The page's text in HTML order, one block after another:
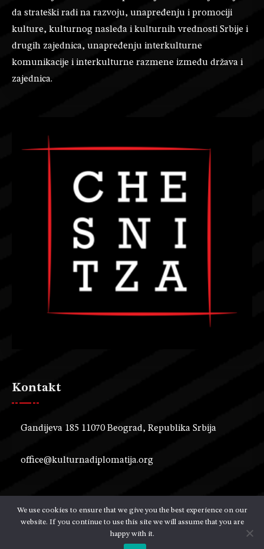
da strateški radi na razvoju, unapređenju i promociji
kulture, kulturnog nasleđa i kulturnih vrednosti Srbije i
drugih zajednica, unapređenju interkulturne
komunikacije i interkulturne razmene između država i
zajednica.
Kontakt
Gandijeva 185 11070 Beograd, Republika Srbija
office@kulturnadiplomatija.org
Copyright © 2024 Kancelarija za kulturnu diplomatiju. Sva
We use cookies to ensure that we give you the best experience on our
website. If you continue to use this site we will assume that you are
happy with it.